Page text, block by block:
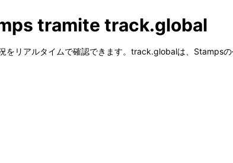
tramite track.global
リアルタイムで確認できます。track.globalは、Stamps